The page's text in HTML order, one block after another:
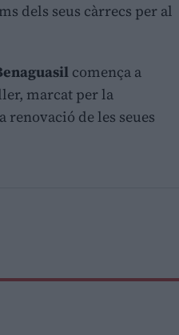
dels seus càrrecs per al
comença a
marcat per la
de les seues